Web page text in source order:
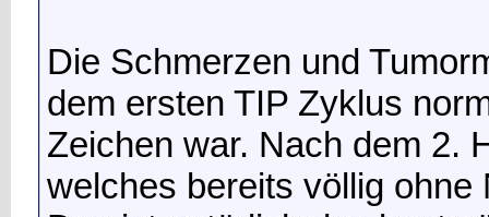
Die Schmerzen und
dem ersten TIP Zyklus
Zeichen war. Nach dem 2.
welches bereits völlig ohne